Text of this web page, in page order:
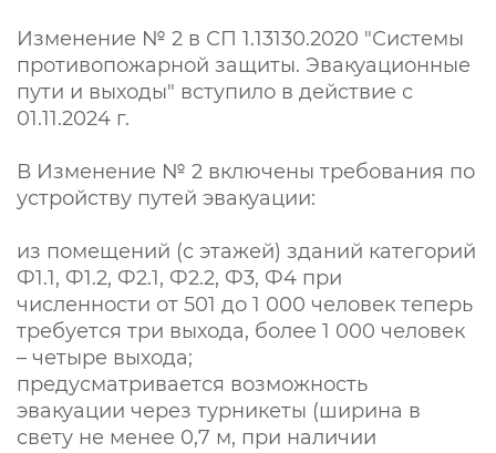
Изменение № 2 в СП 1.13130.2020 "Системы
противопожарной защиты. Эвакуационные
пути и выходы" вступило в действие с
01.11.2024 г.
В Изменение № 2 включены требования по
устройству путей эвакуации:
из помещений (с этажей) зданий категорий
Ф1.1, Ф1.2, Ф2.1, Ф2.2, Ф3, Ф4 при
численности от 501 до 1 000 человек теперь
требуется три выхода, более 1 000 человек
– четыре выхода;
предусматривается возможность
эвакуации через турникеты (ширина в
свету не менее 0,7 м, при наличии